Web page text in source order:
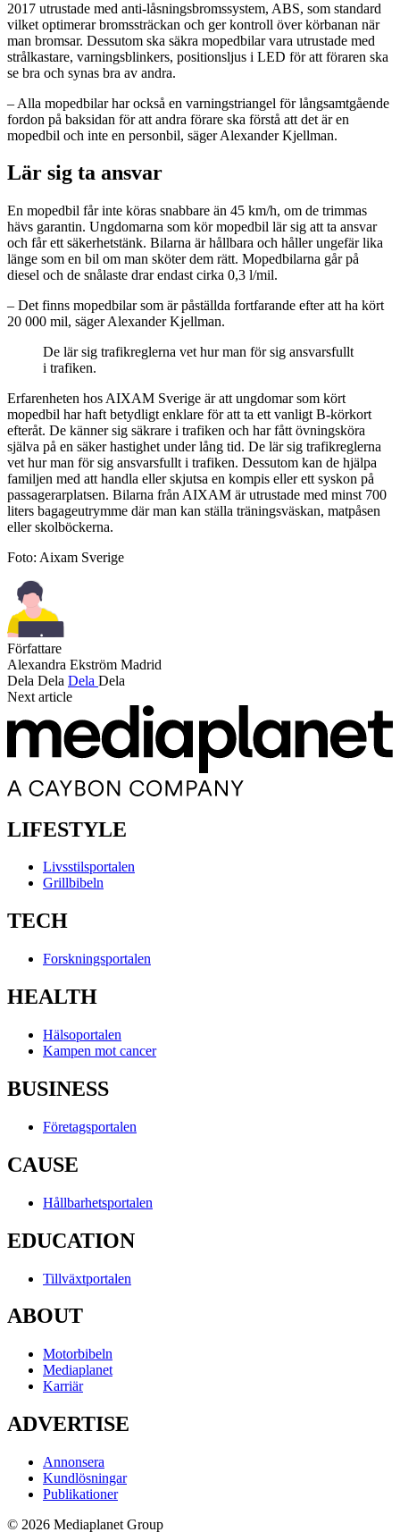
2017 utrustade med anti-låsningsbromssystem, ABS, som standard
vilket optimerar bromssträckan och ger kontroll över körbanan när
man bromsar. Dessutom ska säkra mopedbilar vara utrustade med
strålkastare, varningsblinkers, positionsljus i LED för att föraren ska
se bra och synas bra av andra.
– Alla mopedbilar har också en varningstriangel för långsamtgående
fordon på baksidan för att andra förare ska förstå att det är en
mopedbil och inte en personbil, säger Alexander Kjellman.
Lär sig ta ansvar
En mopedbil får inte köras snabbare än 45 km/h, om de trimmas
hävs garantin. Ungdomarna som kör mopedbil lär sig att ta ansvar
och får ett säkerhetstänk. Bilarna är hållbara och håller ungefär lika
länge som en bil om man sköter dem rätt. Mopedbilarna går på
diesel och de snålaste drar endast cirka 0,3 l/mil.
– Det finns mopedbilar som är påställda fortfarande efter att ha kört
20 000 mil, säger Alexander Kjellman.
De lär sig trafikreglerna vet hur man för sig ansvarsfullt
i trafiken.
Erfarenheten hos AIXAM Sverige är att ungdomar som kört
mopedbil har haft betydligt enklare för att ta ett vanligt B-körkort
efteråt. De känner sig säkrare i trafiken och har fått övningsköra
själva på en säker hastighet under lång tid. De lär sig trafikreglerna
vet hur man för sig ansvarsfullt i trafiken. Dessutom kan de hjälpa
familjen med att handla eller skjutsa en kompis eller ett syskon på
passagerarplatsen. Bilarna från AIXAM är utrustade med minst 700
liters bagageutrymme där man kan ställa träningsväskan, matpåsen
eller skolböckerna.
Foto: Aixam Sverige
Författare
Alexandra Ekström Madrid
Dela Dela Dela Dela
Next article
LIFESTYLE
Livsstilsportalen
Grillbibeln
TECH
Forskningsportalen
HEALTH
Hälsoportalen
Kampen mot cancer
BUSINESS
Företagsportalen
CAUSE
Hållbarhetsportalen
EDUCATION
Tillväxtportalen
ABOUT
Motorbibeln
Mediaplanet
Karriär
ADVERTISE
Annonsera
Kundlösningar
Publikationer
© 2026 Mediaplanet Group